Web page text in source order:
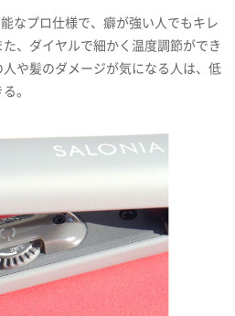
なプロ仕様で、癖が強い人でもキレ
、ダイヤルで細かく温度調節ができ
や髪のダメージが気になる人は、低
。